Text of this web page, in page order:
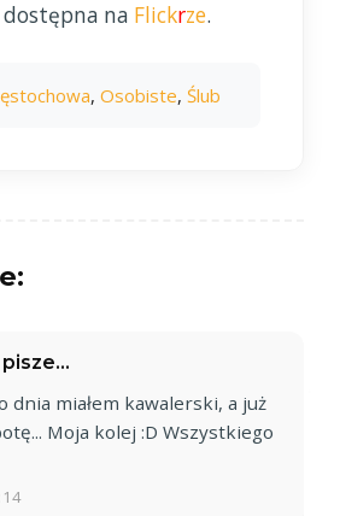
dostępna na Flickrze.
, Osobiste, Ślub
pisze...
dnia miałem kawalerski, a już
Moja kolej :D Wszystkiego